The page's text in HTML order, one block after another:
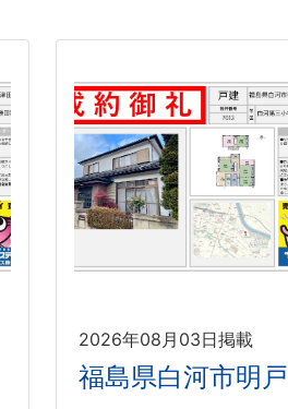
2026年08月03日掲載
福島県白河市明戸